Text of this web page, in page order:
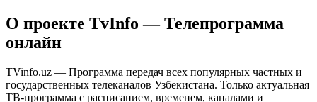
О проекте TvInfo — Телепрограмма
онлайн
TVinfo.uz — Программа передач всех популярных частных и
государственных телеканалов Узбекистана. Только актуальная
ТВ-программа с расписанием, временем, каналами и